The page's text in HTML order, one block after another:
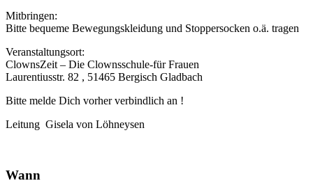
Mitbringen:
Bitte bequeme Bewegungskleidung und Stoppersocken o.ä. tragen
Veranstaltungsort:
ClownsZeit – Die Clownsschule-für Frauen
Laurentiusstr. 82 , 51465 Bergisch Gladbach
Bitte melde Dich vorher verbindlich an !
Leitung Gisela von Löhneysen
Wann